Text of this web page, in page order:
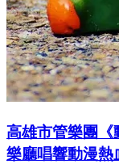
高雄市管樂團
樂廳唱響動漫熱